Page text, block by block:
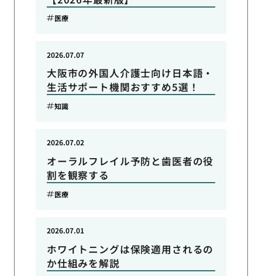
医療
大阪市の外国人介護士向け日本語・
生活サポート機関おすすめ5選！
2026.07.07
知識
オーラルフレイル予防と歯医者の役
割を観察する
2026.07.02
医療
ホワイトニングは保険適用されるの
か仕組みを解説
2026.07.01